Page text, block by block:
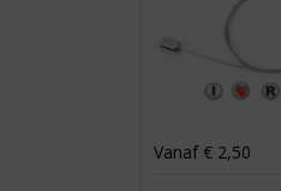
Vanaf € 2,50